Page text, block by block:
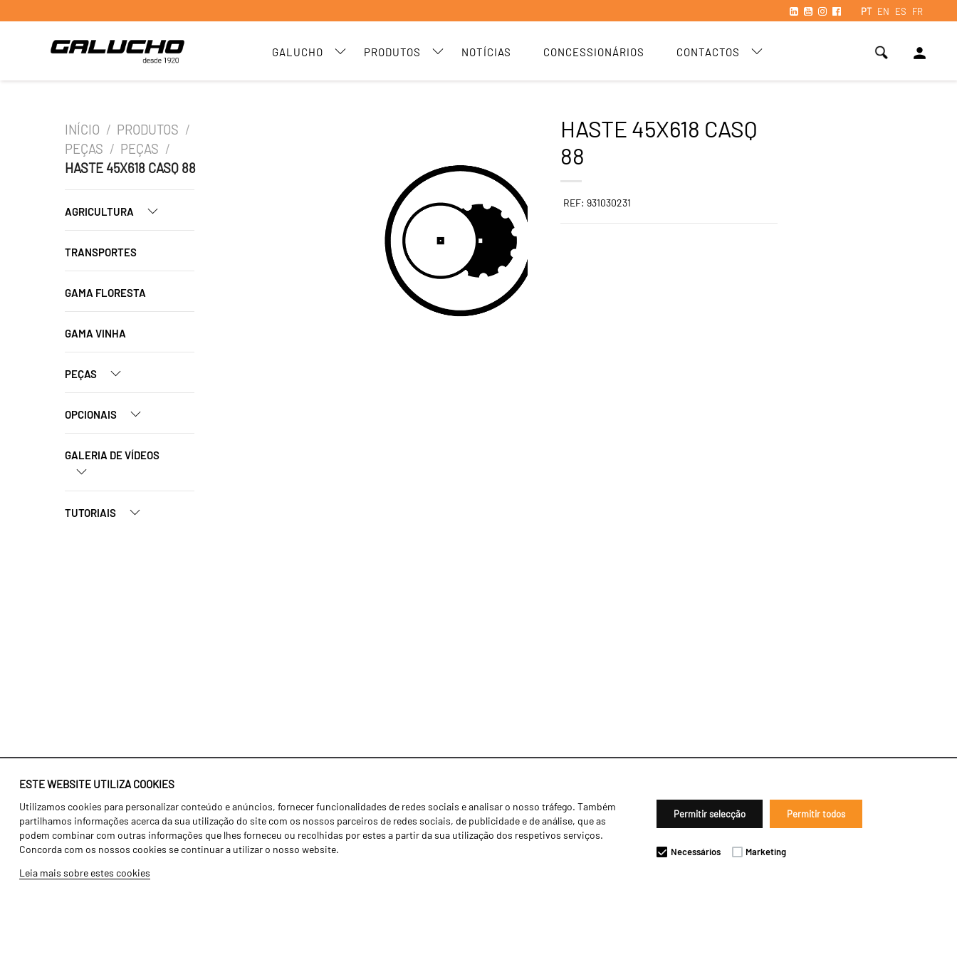
PT EN ES FR
GALUCHO PRODUTOS NOTÍCIAS CONCESSIONÁRIOS CONTACTOS person
ESTE WEBSITE UTILIZA COOKIES
Utilizamos cookies para personalizar conteúdo e anúncios, fornecer funcionalidades de redes sociais e analisar o nosso tráfego. Também
partilhamos informações acerca da sua utilização do site com os nossos parceiros de redes sociais, de publicidade e de análise, que as
podem combinar com outras informações que lhes forneceu ou recolhidas por estes a partir da sua utilização dos respetivos serviços.
Concorda com os nossos cookies se continuar a utilizar o nosso website.
Leia mais sobre estes cookies
Permitir selecção Permitir todos
Necessários Marketing
INÍCIO / PRODUTOS /
PEÇAS / PEÇAS /
HASTE 45X618 CASQ 88
AGRICULTURA
TRANSPORTES
GAMA FLORESTA
GAMA VINHA
PEÇAS
OPCIONAIS
GALERIA DE VÍDEOS
TUTORIAIS
HASTE 45X618 CASQ
88
REF: 931030231
Identidade
História
Fábrica / Produção
Recursos Humanos
Agricultura
Transportes
Gama Floresta
Notícias
Concessionários